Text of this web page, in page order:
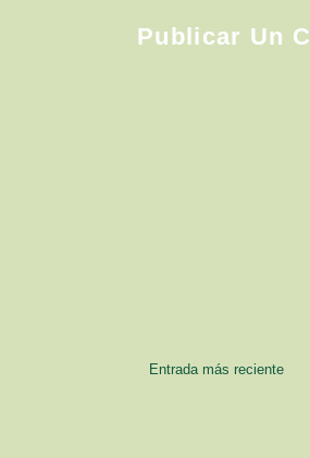
Publicar Un
Entrada más reciente